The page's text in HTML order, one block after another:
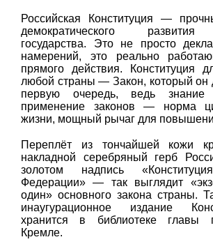
Российская Конституция —
демократического развития
государства. Это не просто
намерений, это реально
прямого действия. Конституция
любой страны — Закон, который он
первую очередь, ведь знание
применение законов — норма
жизни, мощный рычаг для
Переплёт из тончайшей кожи
накладной серебряный герб
золотом надпись
Федерации» — так выглядит
один» основного закона страны.
инаугурационное издание
хранится в библиотеке главы
Кремле.